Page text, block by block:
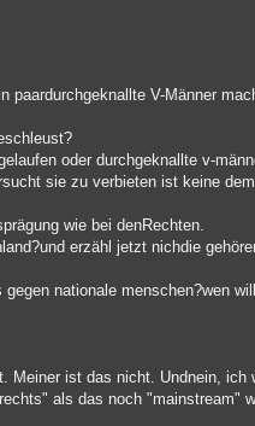
paardurchgeknallte V-Männer
oder durchgeknallte v-
sie zu verbieten ist keine
wie bei denRechten.
erzähl jetzt nichdie
nationale menschen?wen
Meiner ist das nicht. Undnein,
als das noch "mainstream"